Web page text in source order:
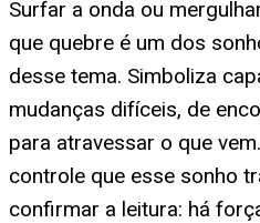
Surfar a onda ou
que quebre é um dos
desse tema. Simboliza
mudanças difíceis, de
para atravessar o que
controle que esse sonho
confirmar a leitura: há